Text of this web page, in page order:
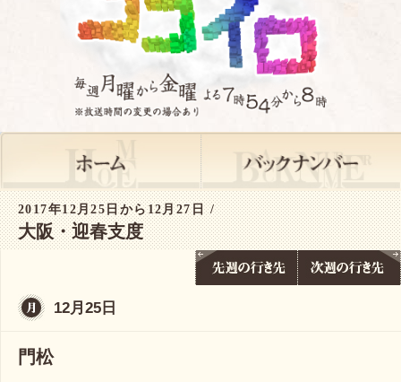
2017年12月25日から12月27日 /
大阪・迎春支度
12月25日
門松